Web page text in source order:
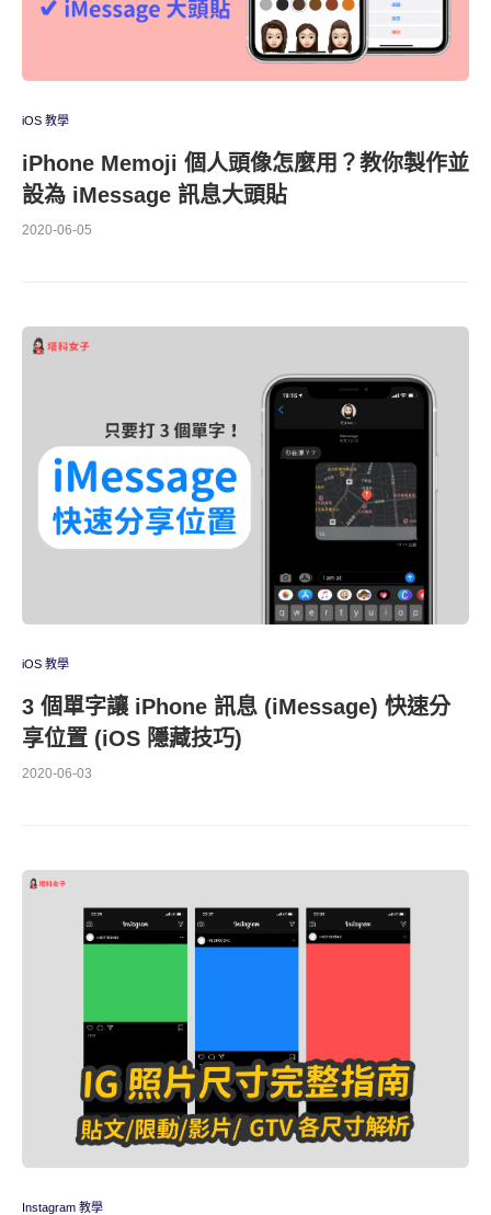
iOS 教學
iPhone Memoji 個人頭像怎麼用？教你製作並
設為 iMessage 訊息大頭貼
2020-06-05
iOS 教學
3 個單字讓 iPhone 訊息 (iMessage) 快速分
享位置 (iOS 隱藏技巧)
2020-06-03
Instagram 教學